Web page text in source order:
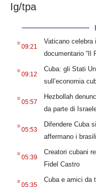
Ig/tpa
.09:21
Vaticano celebra
documentario “Il
.09:12
Cuba: gli Stati
sull’economia
.05:57
Hezbollah
da parte di
.05:53
Difendere Cuba
affermano i
.05:39
Creatori cubani
Fidel Castro
.05:35
Cuba e amici da